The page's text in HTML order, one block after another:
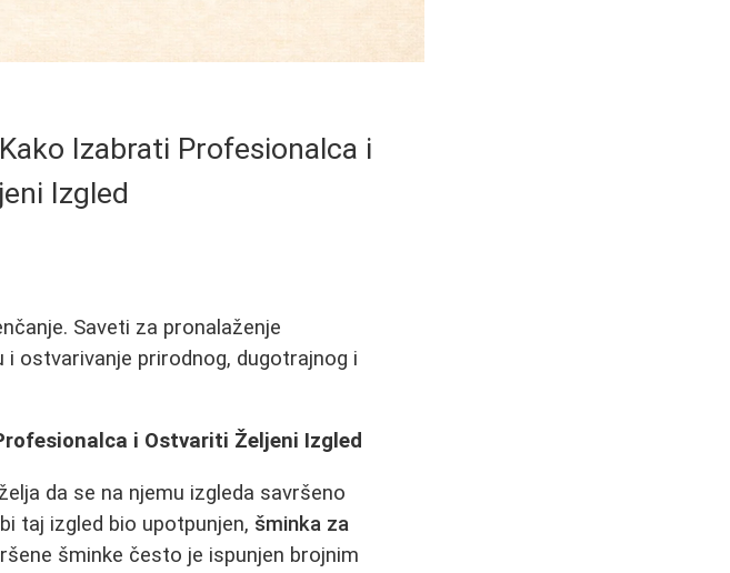
Izabrati Profesionalca i
Izgled
Saveti za pronalaženje
ostvarivanje prirodnog, dugotrajnog i
i Ostvariti Željeni Izgled
da se na njemu izgleda savršeno
taj izgled bio upotpunjen, šminka za
šminke često je ispunjen brojnim